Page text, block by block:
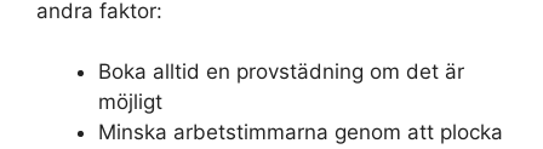
andra faktor:
Boka alltid en provstädning om det är
möjligt
Minska arbetstimmarna genom att plocka